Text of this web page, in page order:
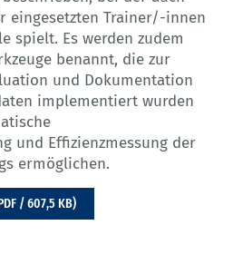
eingesetzten Trainer/-innen
spielt. Es werden zudem
benannt, die zur
und Dokumentation
implementiert wurden
und Effizienzmessung der
ermöglichen.
/ 607,5 KB)